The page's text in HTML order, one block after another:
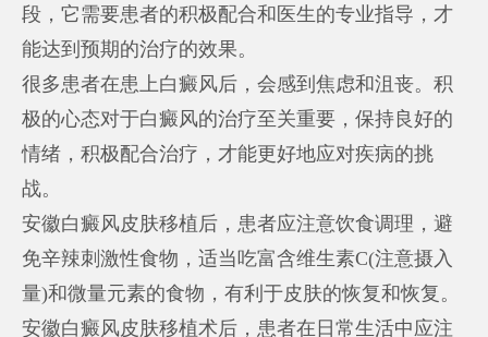
段，它需要患者的积极配合和医生的专业指导，才
能达到预期的治疗的效果。
很多患者在患上白癜风后，会感到焦虑和沮丧。积
极的心态对于白癜风的治疗至关重要，保持良好的
情绪，积极配合治疗，才能更好地应对疾病的挑
战。
安徽白癜风皮肤移植后，患者应注意饮食调理，避
免辛辣刺激性食物，适当吃富含维生素C(注意摄入
量)和微量元素的食物，有利于皮肤的恢复和恢复。
安徽白癜风皮肤移植术后，患者在日常生活中应注